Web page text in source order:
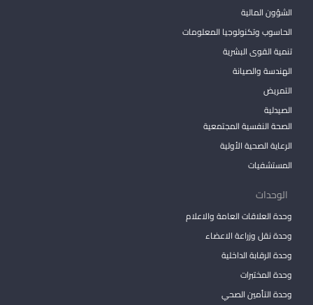
الشؤون المالية
الحاسوب وتكنولوجيا المعلومات
تنمية القوى البشرية
الهندسة والصيانة
التمريض
الصيدلية
الصحة النفسية المجتمعية
الرعاية الصحية الأولية
المستشفيات
الوحدات
وحدة العلاقات العامة والاعلام
وحدة نقل وزراعة الاعضاء
وحدة الرقابة الداخلية
وحدة المختبرات
وحدة التأمين الصحي